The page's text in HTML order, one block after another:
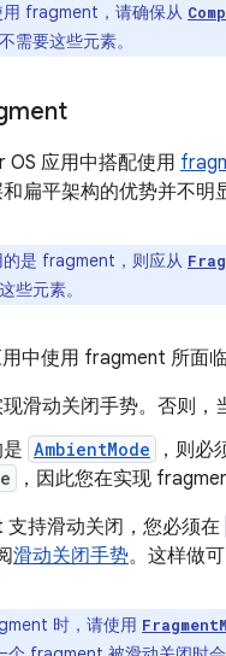
用 fragment，请确保从
需要这些元素。
OS 应用中搭配使用
扁平架构的优势并不明
的是 fragment，则应从
些元素。
中使用 fragment 所面
滑动关闭手势。否则
AmbientMode ，则
，因此您在实现
持滑动关闭，您必须在
滑动关闭手势。这样做
时，请使用